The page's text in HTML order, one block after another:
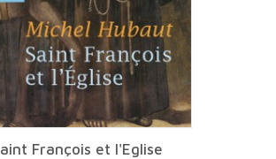
François et l'Eglise